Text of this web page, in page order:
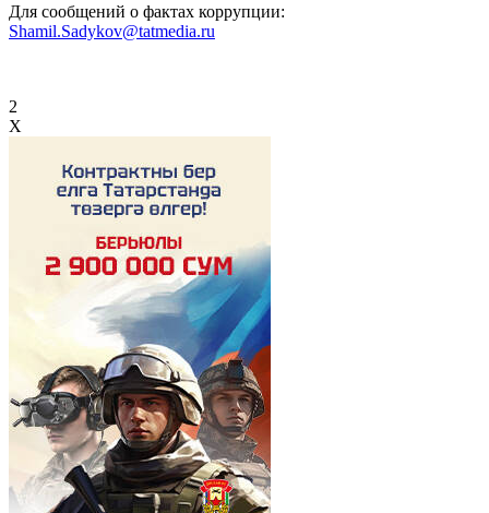
Для сообщений о фактах коррупции:
Shamil.Sadykov@tatmedia.ru
2
X